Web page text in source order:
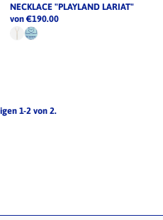
NECKLACE "PLAYLAND LARIAT"
von €190.00
1-2 von 2.